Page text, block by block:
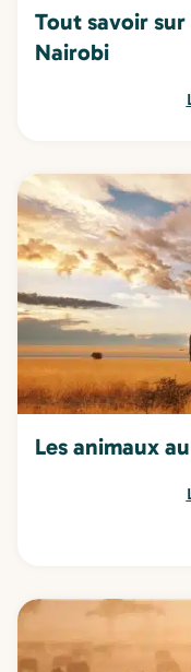
Tout savoir
Nairobi
Les animaux